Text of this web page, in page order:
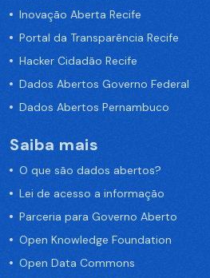
Inovação Aberta Recife
Portal da Transparência Recife
Hacker Cidadão Recife
Dados Abertos Governo Federal
Dados Abertos Pernambuco
Saiba mais
O que são dados abertos?
Lei de acesso a informação
Parceria para Governo Aberto
Open Knowledge Foundation
Open Data Commons